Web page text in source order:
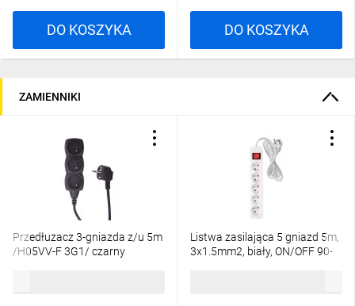
DO KOSZYKA DO KOSZYKA
ZAMIENNIKI
Przedłuzacz 3-gniazda z/u 5m
/H05VV-F 3G1/ czarny
Listwa zasilająca 5 gniazd 5m,
3x1.5mm2, biały, ON/OFF 90-